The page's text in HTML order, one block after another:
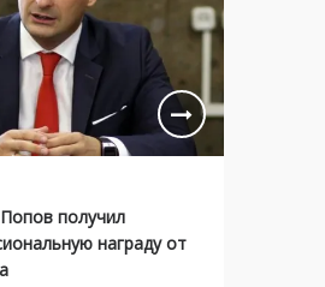
получил
награду от